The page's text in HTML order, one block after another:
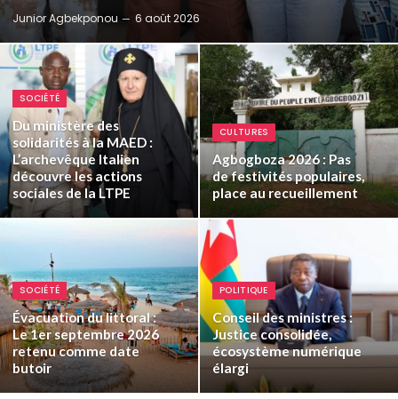
Junior Agbekponou 6 août 2026
SOCIÉTÉ
Du ministère des
solidarités à la MAED :
L’archevêque Italien
découvre les actions
sociales de la LTPE
CULTURES
Agbogboza 2026 : Pas
de festivités populaires,
place au recueillement
SOCIÉTÉ
Évacuation du littoral :
Le 1er septembre 2026
retenu comme date
butoir
POLITIQUE
Conseil des ministres :
Justice consolidée,
écosystème numérique
élargi